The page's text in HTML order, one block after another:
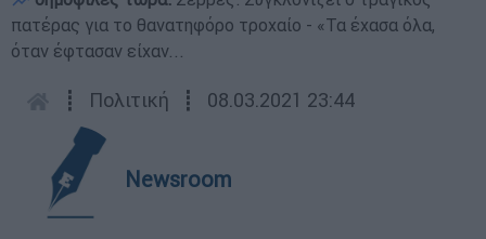
πατέρας για το θανατηφόρο τροχαίο - «Τα έχασα όλα,
όταν έφτασαν είχαν...
┋ Πολιτική ┋ 08.03.2021 23:44
Newsroom